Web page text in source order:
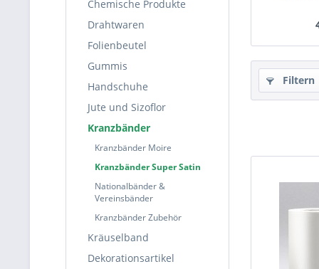
Chemische Produkte
Drahtwaren
Folienbeutel
Gummis
Handschuhe
Jute und Sizoflor
Kranzbänder
Kranzbänder Moire
Kranzbänder Super Satin
Nationalbänder &
Vereinsbänder
Kranzbänder Zubehör
Kräuselband
Dekorationsartikel
Filtern